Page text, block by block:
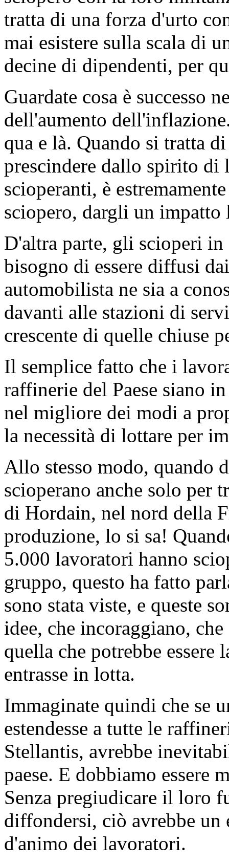
tratta di una forza d'urto
mai esistere sulla scala di
decine di dipendenti, per
Guardate cosa è successo
dell'aumento
qua e là. Quando si tratta
prescindere dallo spirito di
scioperanti, è
sciopero, dargli un impatto
D'altra parte, gli scioperi
bisogno di essere diffusi
automobilista ne sia a
davanti alle stazioni di
crescente di quelle chiuse
Il semplice fatto che i
raffinerie del Paese siano
nel migliore dei modi a
la necessità di lottare per
Allo stesso modo, quando
scioperano anche solo per
di Hordain, nel nord della
produzione, lo si sa!
5.000 lavoratori hanno
gruppo, questo ha fatto
sono stata viste, e queste
idee, che incoraggiano,
quella che potrebbe essere
entrasse in lotta.
Immaginate quindi che se
estendesse a tutte le
Stellantis, avrebbe
paese. E dobbiamo essere
Senza pregiudicare il loro
diffondersi, ciò avrebbe
d'animo dei lavoratori.